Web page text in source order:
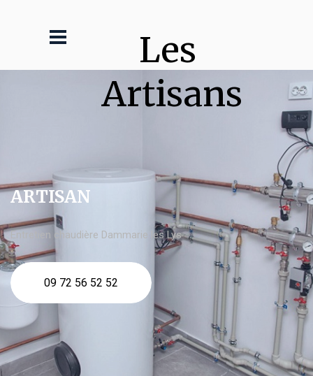
Les
Artisans
ARTISAN
Entretien chaudière Dammarie les Lys
09 72 56 52 52